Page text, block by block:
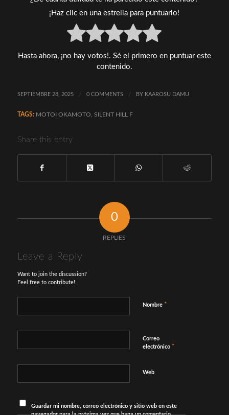
¡Haz clic en una estrella para puntuarlo!
Hasta ahora, ¡no hay votos!. Sé el primero en puntuar este
contenido.
SEPTIEMBRE 28, 2025 / 0 COMMENTS / BY KAAROSU DAMU
TAGS: MOTOI OKAMOTO SILENT HILL F
Share this entry
0
REPLIES
Leave a Reply
Want to join the discussion?
Feel free to contribute!
Nombre *
Correo
electrónico *
Web
Guardar mi nombre, correo electrónico y sitio web en este